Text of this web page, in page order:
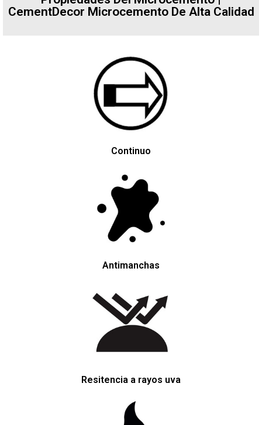
CementDecor Microcemento De Alta Calidad
Continuo
Antimanchas
Resitencia a rayos uva